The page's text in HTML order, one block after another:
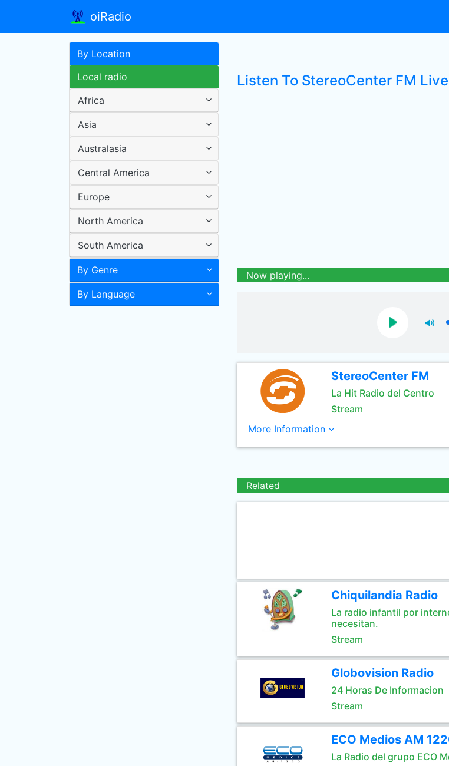
oiRadio
By Location
Local radio
Africa
Asia
Australasia
Central America
Europe
North America
South America
By Genre
By Language
Listen To StereoCenter FM
Now playing...
StereoCenter FM
La Hit Radio del Centro
Stream
More Information
Related
Chiquilandia Radio
La radio infantil por
necesitan.
Stream
Globovision Radio
24 Horas De Informacion
Stream
ECO Medios AM
La Radio del grupo ECO